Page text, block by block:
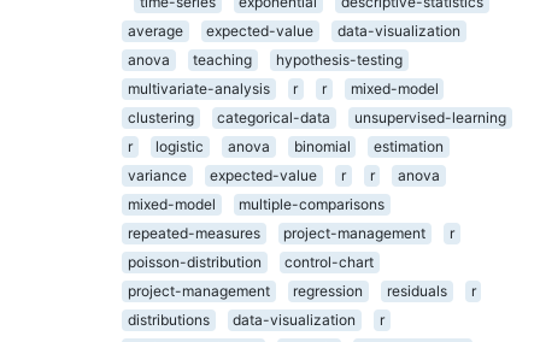
average
expected-value
data-visualization
anova
teaching
hypothesis-testing
multivariate-analysis
r r
mixed-model
clustering
categorical-data
unsupervised-learning
r
logistic anova binomial
estimation
variance
expected-value r r
anova
mixed-model
multiple-comparisons
repeated-measures
project-management
r
poisson-distribution
control-chart
project-management
regression residuals
r
distributions
data-visualization
r